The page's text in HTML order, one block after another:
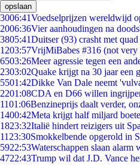
opslaan
3006:41Voedselprijzen wereldwijd
2006:36Vier aanhoudingen na
3805:41Duitser (93) crasht met
1203:57VrijMiBabes #316 (not
6503:26Meer agressie tegen een
2303:02Quake krijgt na 30 jaar een
5501:42Dikke Van Dale neemt
2201:08CDA en D66 willen
1101:06Benzineprijs daalt verder,
1400:42Meta krijgt half miljard
1823:32Italië hindert reizigers uit
11 23:30Smokkelbende opgerold in
5922:53Waterschappen slaan alarm
4722:43Trump wil dat J.D. Vance